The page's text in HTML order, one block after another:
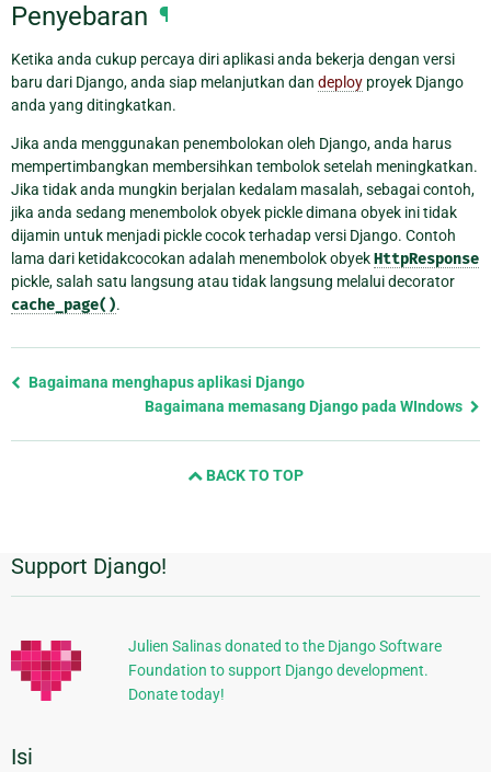
Penyebaran ¶
Ketika anda cukup percaya diri aplikasi anda bekerja dengan versi
baru dari Django, anda siap melanjutkan dan deploy proyek Django
anda yang ditingkatkan.
Jika anda menggunakan penembolokan oleh Django, anda harus
mempertimbangkan membersihkan tembolok setelah meningkatkan.
Jika tidak anda mungkin berjalan kedalam masalah, sebagai contoh,
jika anda sedang menembolok obyek pickle dimana obyek ini tidak
dijamin untuk menjadi pickle cocok terhadap versi Django. Contoh
lama dari ketidakcocokan adalah menembolok obyekHttpResponse
pickle, salah satu langsung atau tidak langsung melalui decorator
cache_page().
Previous
Bagaimana menghapus aplikasi Django
Bagaimana memasang Django pada WIndows
BACK TO TOP
Informasi
Support Django!
Julien Salinas donated to the Django Software
Foundation to support Django development.
Donate today!
Isi